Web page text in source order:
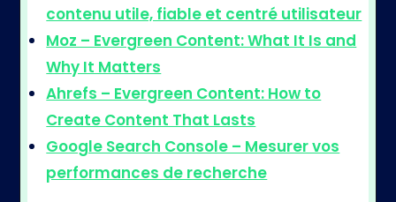
contenu utile, fiable et centré utilisateur
Moz – Evergreen Content: What It Is and
Why It Matters
Ahrefs – Evergreen Content: How to
Create Content That Lasts
Google Search Console – Mesurer vos
performances de recherche